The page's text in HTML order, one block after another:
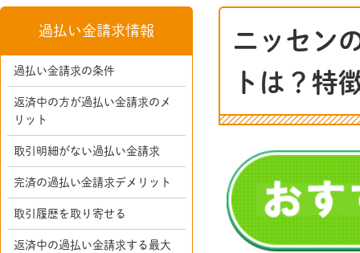
ニッセン
トは？特
過払い金請求情報
過払い金請求の条件
返済中の方が過払い金請求のメ
リット
取引明細がない過払い金請求
完済の過払い金請求デメリット
取引履歴を取り寄せる
返済中の過払い金請求する最大